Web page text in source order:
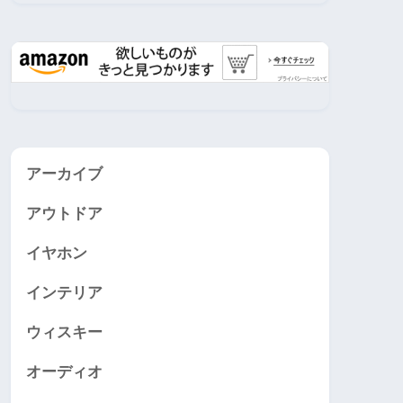
アーカイブ
アウトドア
イヤホン
インテリア
ウィスキー
オーディオ